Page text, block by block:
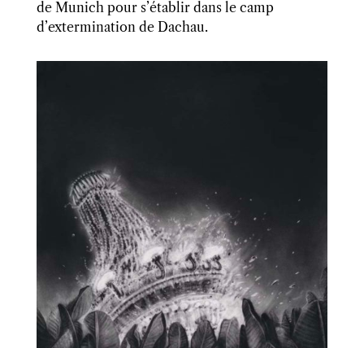
de Munich pour s’établir dans le camp
d’extermination de Dachau.